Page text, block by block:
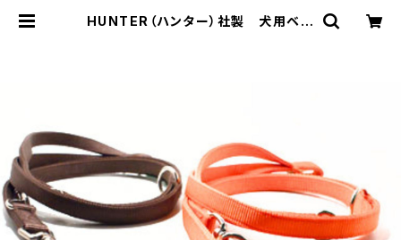
HUNTER（ハンター）社製 犬用ベー